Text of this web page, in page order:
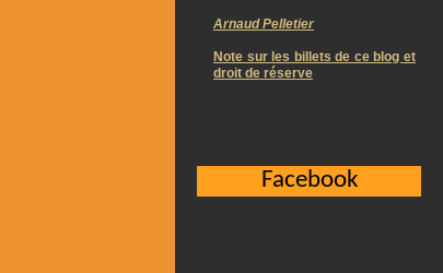
Arnaud Pelletier
Note sur les billets de ce blog et
droit de réserve
Facebook